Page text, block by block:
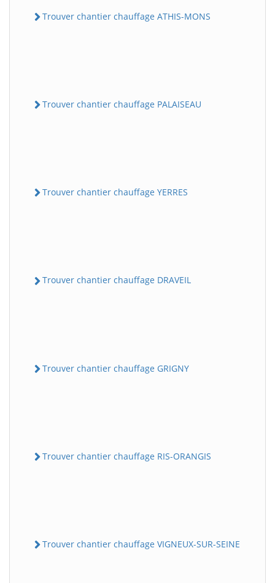
Trouver chantier chauffage ATHIS-MONS
Trouver chantier chauffage PALAISEAU
Trouver chantier chauffage YERRES
Trouver chantier chauffage DRAVEIL
Trouver chantier chauffage GRIGNY
Trouver chantier chauffage RIS-ORANGIS
Trouver chantier chauffage VIGNEUX-SUR-SEINE